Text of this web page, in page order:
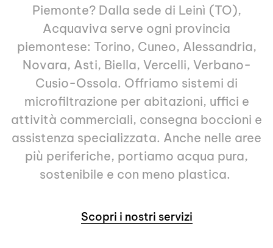
Piemonte? Dalla sede di Leinì (TO),
Acquaviva serve ogni provincia
piemontese: Torino, Cuneo, Alessandria,
Novara, Asti, Biella, Vercelli, Verbano-
Cusio-Ossola. Offriamo sistemi di
microfiltrazione per abitazioni, uffici e
attività commerciali, consegna boccioni e
assistenza specializzata. Anche nelle aree
più periferiche, portiamo acqua pura,
sostenibile e con meno plastica.
Scopri i nostri servizi